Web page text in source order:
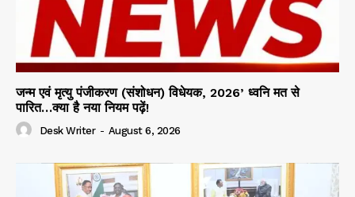
जन्म एवं मृत्यु पंजीकरण (संशोधन) विधेयक, 2026’ ध्वनि मत से
पारित…क्या है नया नियम पढ़ें!
Desk Writer - August 6, 2026